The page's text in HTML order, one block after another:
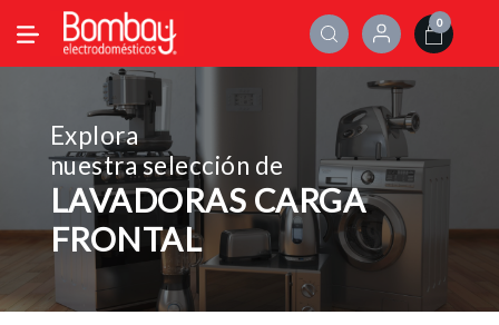
0
Explora
nuestra selección de
LAVADORAS CARGA
FRONTAL